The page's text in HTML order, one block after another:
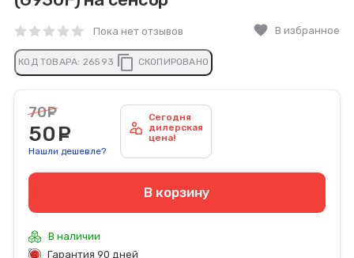
Пока нет отзывов favorite В избранное
КОД ТОВАРА: 26593 content_copy СКОПИРОВАНО
70 руб.
50 руб.
Нашли дешевле?
Сегодня
дилерская
цена!
В корзину
В наличии
Гарантия 90 дней